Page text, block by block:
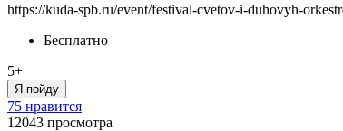
https://kuda-spb.ru/event/festival-cvetov-i-duhovyh-
Бесплатно
5+
Я пойду
75 нравится
12043 просмотра